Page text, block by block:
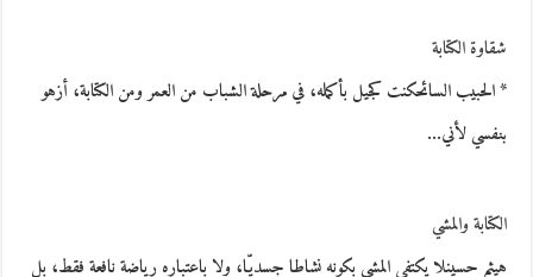
شقاوة الكتابة
* الحبيب السائحكنت كجيل بأكمله، في مرحلة الشباب من العمر ومن الكتابة، أزهو
بنفسي لأني…
الكتابة والمشي
هيثم حسينلا يكتفي المشي بكونه نشاطا جسديّا، ولا باعتباره رياضة نافعة فقط، بل